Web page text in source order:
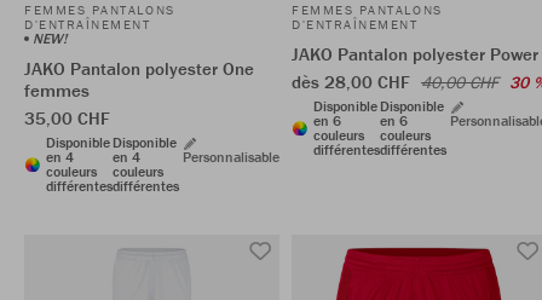
FEMMES PANTALONS
D'ENTRAÎNEMENT
NEW!
JAKO Pantalon polyester One
femmes
35,00 CHF
Disponible
en 4
couleurs
différentes
Disponible
en 4
couleurs
différentes
Personnalisable
FEMMES PANTALONS
D'ENTRAÎNEMENT
JAKO Pantalon polyester Power
dès 28,00 CHF 40,00 CHF 30
Disponible
en 6
couleurs
différentes
Disponible
en 6
couleurs
différentes